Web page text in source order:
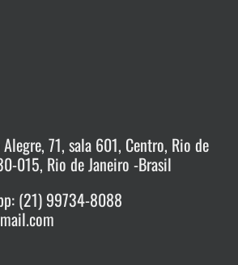
71, sala 601, Centro, Rio de
015, Rio de Janeiro -Brasil
(21) 99734-8088